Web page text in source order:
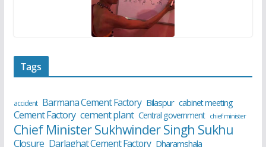
Tags
accident Barmana Cement Factory Bilaspur cabinet meeting
Cement Factory cement plant Central government chief minister
Chief Minister Sukhwinder Singh Sukhu
Closure Darlaghat Cement Factory Dharamshala